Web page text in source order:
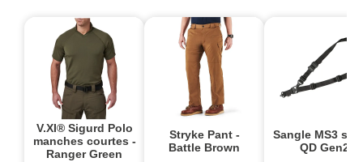
V.XI® Sigurd Polo
manches courtes -
Ranger Green
Stryke Pant -
Battle Brown
Sangle MS3
QD Gen2